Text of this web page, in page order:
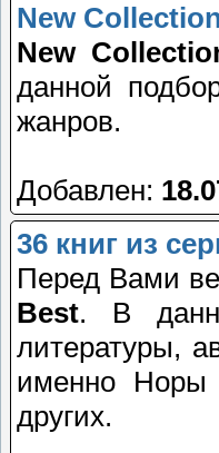
New
New
данной
жанров.
Добавлен:
36 книг из
Перед Вами
Best. В
литературы,
именно Норы
других.